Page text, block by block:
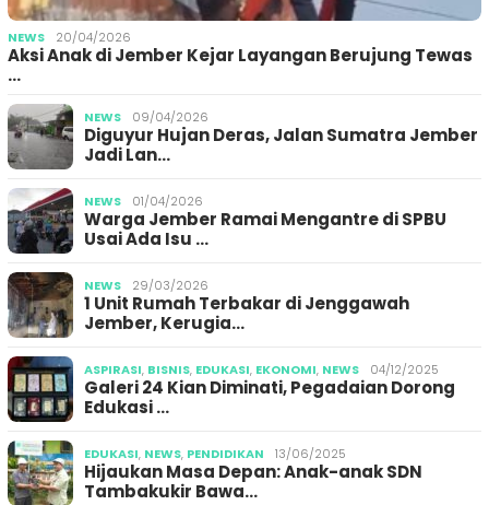
NEWS 20/04/2026
Aksi Anak di Jember Kejar Layangan Berujung Tewas
…
NEWS 09/04/2026
Diguyur Hujan Deras, Jalan Sumatra Jember
Jadi Lan…
NEWS 01/04/2026
Warga Jember Ramai Mengantre di SPBU
Usai Ada Isu …
NEWS 29/03/2026
1 Unit Rumah Terbakar di Jenggawah
Jember, Kerugia…
ASPIRASI, BISNIS, EDUKASI, EKONOMI, NEWS 04/12/2025
Galeri 24 Kian Diminati, Pegadaian Dorong
Edukasi …
EDUKASI, NEWS, PENDIDIKAN 13/06/2025
Hijaukan Masa Depan: Anak-anak SDN
Tambakukir Bawa…